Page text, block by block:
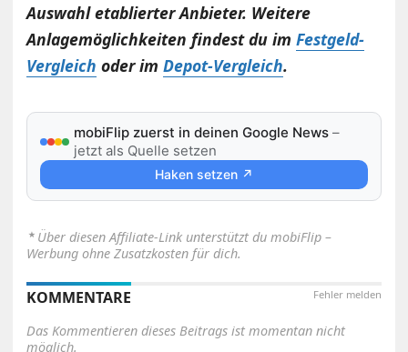
Auswahl etablierter Anbieter. Weitere
Anlagemöglichkeiten findest du imFestgeld-
Vergleich oder imDepot-Vergleich.
mobiFlip zuerst in deinen Google News –
jetzt als Quelle setzen
Haken setzen ↗
⋆ Über diesen Affiliate-Link unterstützt du mobiFlip –
Werbung ohne Zusatzkosten für dich.
Fehler melden
KOMMENTARE
Das Kommentieren dieses Beitrags ist momentan nicht
möglich.